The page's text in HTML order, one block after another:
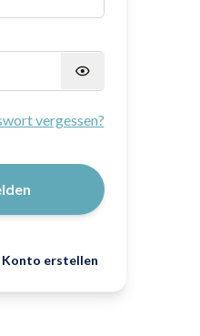
vergessen?
Konto erstellen